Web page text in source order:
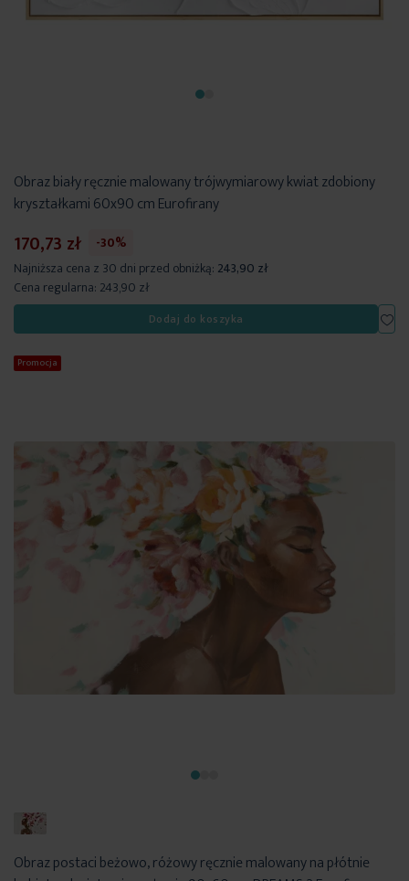
Obraz biały ręcznie malowany trójwymiarowy kwiat zdobiony
kryształkami 60x90 cm Eurofirany
170,73 zł
-30%
Najniższa cena z 30 dni przed obniżką: 243,90 zł
Cena regularna: 243,90 zł
Dodaj do koszyka
Promocja
Obraz postaci beżowo, różowy ręcznie malowany na płótnie